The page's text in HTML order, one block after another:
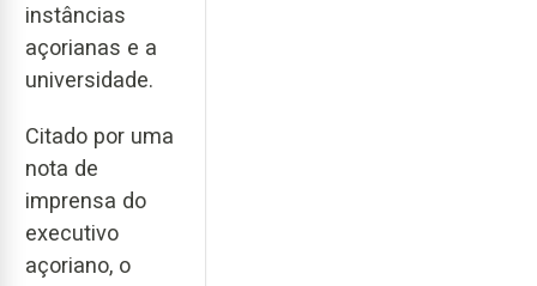
instâncias
açorianas e a
universidade.
Citado por uma
nota de
imprensa do
executivo
açoriano, o